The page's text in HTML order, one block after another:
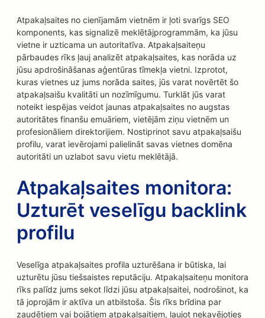
Atpakaļsaites no cienījamām vietnēm ir ļoti svarīgs SEO
komponents, kas signalizē meklētājprogrammām, ka jūsu
vietne ir uzticama un autoritatīva. Atpakaļsaiteņu
pārbaudes rīks ļauj analizēt atpakaļsaites, kas norāda uz
jūsu apdrošināšanas aģentūras tīmekļa vietni. Izprotot,
kuras vietnes uz jums norāda saites, jūs varat novērtēt šo
atpakaļsaišu kvalitāti un nozīmīgumu. Turklāt jūs varat
noteikt iespējas veidot jaunas atpakaļsaites no augstas
autoritātes finanšu emuāriem, vietējām ziņu vietnēm un
profesionāliem direktorijiem. Nostiprinot savu atpakaļsaišu
profilu, varat ievērojami palielināt savas vietnes domēna
autoritāti un uzlabot savu vietu meklētājā.
Atpakaļsaites monitora:
Uzturēt veselīgu backlink
profilu
Veselīga atpakaļsaites profila uzturēšana ir būtiska, lai
uzturētu jūsu tiešsaistes reputāciju. Atpakaļsaiteņu monitora
rīks palīdz jums sekot līdzi jūsu atpakaļsaitei, nodrošinot, ka
tā joprojām ir aktīva un atbilstoša. Šis rīks brīdina par
zaudētiem vai bojātiem atpakaļsaitiem, ļaujot nekavējoties